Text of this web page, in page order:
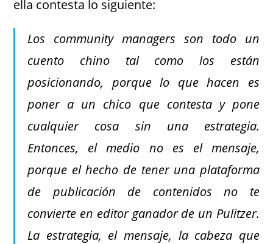
ella contesta lo siguiente:
Los community managers son todo un
cuento chino tal como los están
posicionando, porque lo que hacen es
poner a un chico que contesta y pone
cualquier cosa sin una estrategia.
Entonces, el medio no es el mensaje,
porque el hecho de tener una plataforma
de publicación de contenidos no te
convierte en editor ganador de un Pulitzer.
La estrategia, el mensaje, la cabeza que